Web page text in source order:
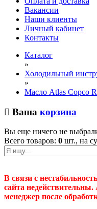
Вакансии
Наши клиенты
Личный кабинет
Контакты
Каталог
»
Холодильный
»
Масло Atlas Copco
Ваша корзина
Вы еще ничего не
Всего товаров: 0 шт., на
В связи с
сайта
менеджер после